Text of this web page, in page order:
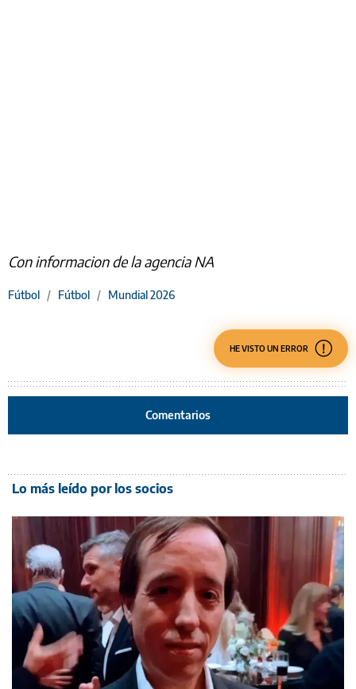
Con informacion de la agencia NA
Fútbol / Fútbol / Mundial 2026
HE VISTO UN ERROR
Comentarios
Lo más leído por los socios